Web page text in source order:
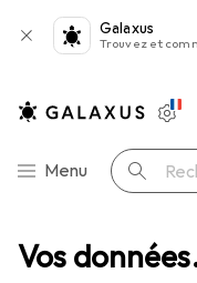
Vos
Galaxus
Trouvez et
Navigation par catégorie
Menu Recherche
Panier
commutateur Hub